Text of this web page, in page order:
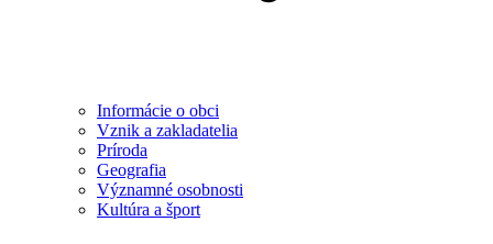
Informácie o obci
Vznik a zakladatelia
Príroda
Geografia
Významné osobnosti
Kultúra a šport